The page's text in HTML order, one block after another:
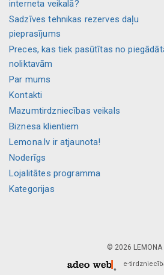
interneta veikalā?
Sadzīves tehnikas rezerves daļu
pieprasījums
Preces, kas tiek pasūtītas no
noliktavām
Par mums
Kontakti
Mazumtirdzniecības veikals
Biznesa klientiem
Lemona.lv ir atjaunota!
Noderīgs
Lojalitātes programma
Kategorijas
© 2026 LEMONA
e-